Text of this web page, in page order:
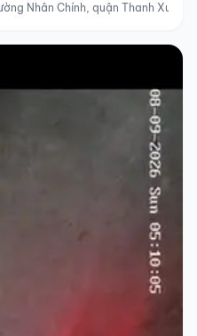
Nhân Chính, quận Thanh Xuân,